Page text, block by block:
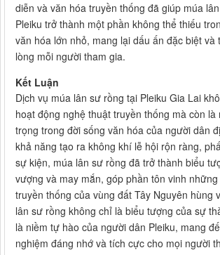
diễn và văn hóa truyền thống đã giúp múa
Pleiku trở thành một phần không thể thiếu
văn hóa lớn nhỏ, mang lại dấu ấn đặc biệt và
lòng mỗi người tham gia.
Kết Luận
Dịch vụ múa lân sư rồng tại Pleiku Gia Lai
hoạt động nghệ thuật truyền thống mà còn là
trọng trong đời sống văn hóa của người dân
khả năng tạo ra không khí lễ hội rộn ràng,
sự kiện, múa lân sư rồng đã trở thành biểu
vượng và may mắn, góp phần tôn vinh
truyền thống của vùng đất Tây Nguyên hùng
lân sư rồng không chỉ là biểu tượng của sự
là niềm tự hào của người dân Pleiku, mang
nghiệm đáng nhớ và tích cực cho mọi người